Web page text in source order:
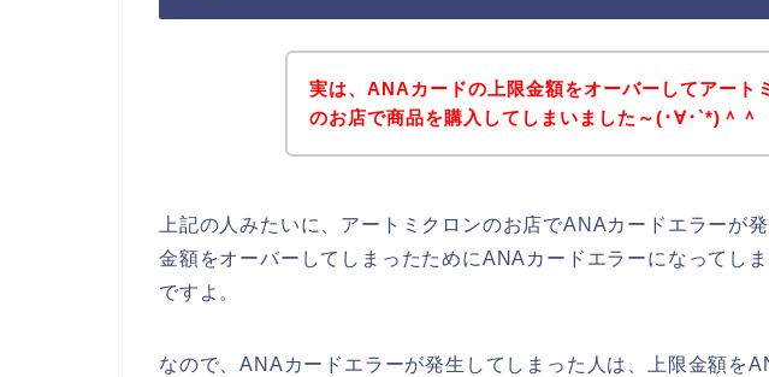
実は、ANAカードの上限金額をオーバーしてアート
のお店で商品を購入してしまいました～(･∀･`*)＾＾
上記の人みたいに、アートミクロンのお店でANAカードエラーが
金額をオーバーしてしまったためにANAカードエラーになってし
ですよ。
なので、ANAカードエラーが発生してしまった人は、上限金額を